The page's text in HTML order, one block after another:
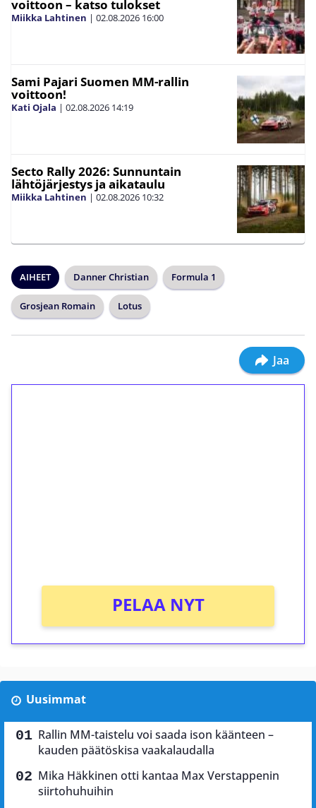
voittoon – katso tulokset
Miikka Lahtinen | 02.08.2026 16:00
Sami Pajari Suomen MM-rallin
voittoon!
Kati Ojala | 02.08.2026 14:19
Secto Rally 2026: Sunnuntain
lähtöjärjestys ja aikataulu
Miikka Lahtinen | 02.08.2026 10:32
AIHEET Danner Christian Formula 1
Grosjean Romain Lotus
Jaa
PELAA NYT
Uusimmat
Rallin MM-taistelu voi saada ison käänteen –
kauden päätöskisa vaakalaudalla
Mika Häkkinen otti kantaa Max Verstappenin
siirtohuhuihin